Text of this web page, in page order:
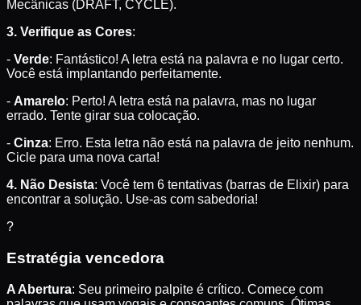
Mecânicas (DRAFT, CYCLE).
3. Verifique as Cores:
- Verde: Fantástico! A letra está na palavra e no lugar certo.
Você está implantando perfeitamente.
- Amarelo: Perto! A letra está na palavra, mas no lugar
errado. Tente girar sua colocação.
- Cinza: Erro. Esta letra não está na palavra de jeito nenhum.
Cicle para uma nova carta!
4. Não Desista: Você tem 6 tentativas (barras de Elixir) para
encontrar a solução. Use-as com sabedoria!
?
Estratégia vencedora
A Abertura: Seu primeiro palpite é crítico. Comece com